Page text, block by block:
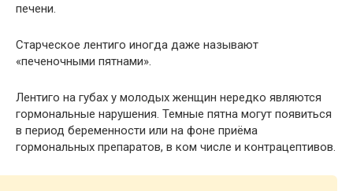
печени.
Старческое лентиго иногда даже называют
«печеночными пятнами».
Лентиго на губах у молодых женщин нередко являются
гормональные нарушения. Темные пятна могут появиться
в период беременности или на фоне приёма
гормональных препаратов, в ком числе и контрацептивов.